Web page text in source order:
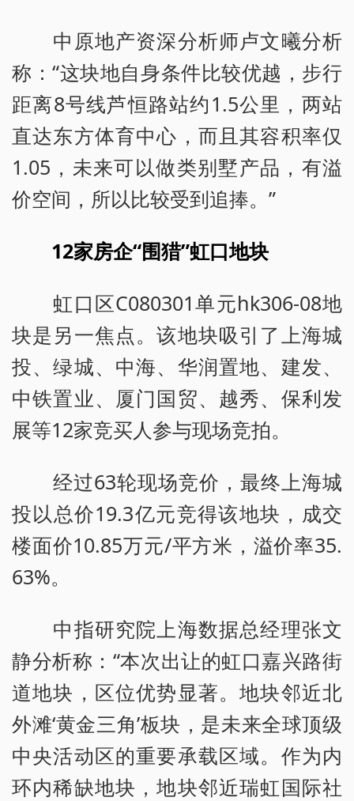
中原地产资深分析师卢文曦分析
称：“这块地自身条件比较优越，步行
距离8号线芦恒路站约1.5公里，两站
直达东方体育中心，而且其容积率仅
1.05，未来可以做类别墅产品，有溢
价空间，所以比较受到追捧。”
12家房企“围猎”虹口地块
虹口区C080301单元hk306-08地
块是另一焦点。该地块吸引了上海城
投、绿城、中海、华润置地、建发、
中铁置业、厦门国贸、越秀、保利发
展等12家竞买人参与现场竞拍。
经过63轮现场竞价，最终上海城
投以总价19.3亿元竞得该地块，成交
楼面价10.85万元/平方米，溢价率35.
63%。
中指研究院上海数据总经理张文
静分析称：“本次出让的虹口嘉兴路街
道地块，区位优势显著。地块邻近北
外滩‘黄金三角’板块，是未来全球顶级
中央活动区的重要承载区域。作为内
环内稀缺地块，地块邻近瑞虹国际社